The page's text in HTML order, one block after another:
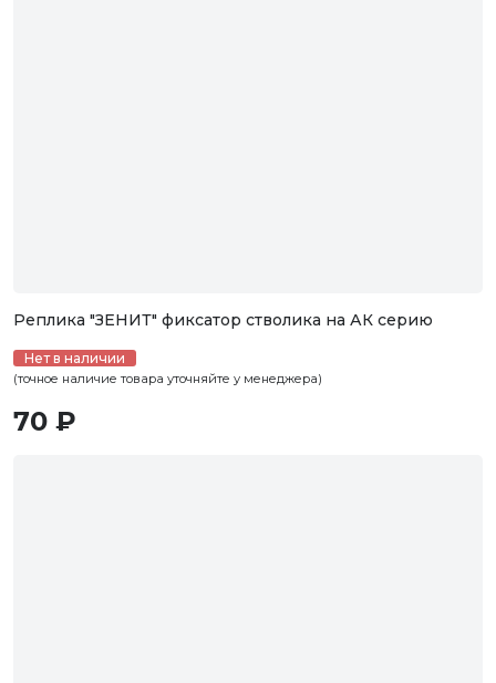
Реплика "ЗЕНИТ" фиксатор стволика на АК серию
Нет в наличии
(точное наличие товара уточняйте у менеджера)
70 ₽